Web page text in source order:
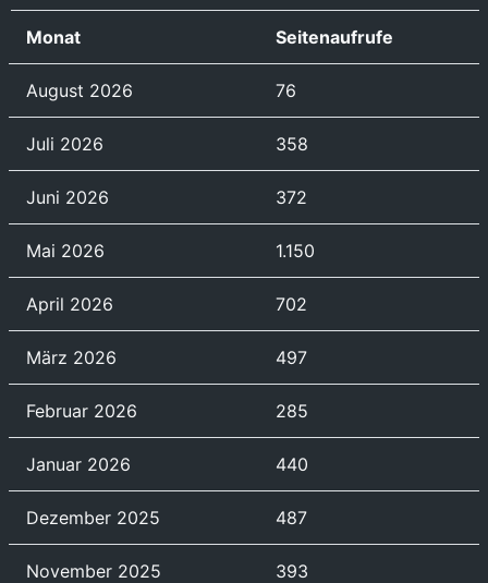
Monat Seitenaufrufe
August 2026 76
Juli 2026 358
Juni 2026 372
Mai 2026 1.150
April 2026 702
März 2026 497
Februar 2026 285
Januar 2026 440
Dezember 2025 487
November 2025 393